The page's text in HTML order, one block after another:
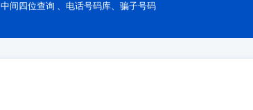
中间四位查询 、 电话号码库、 骗子号码